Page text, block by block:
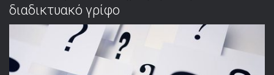
διαδικτυακό γρίφο